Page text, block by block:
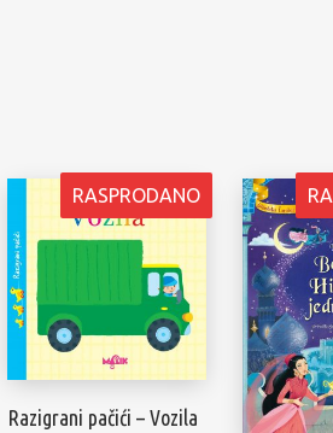
RASPRODANO
Razigrani pačići – Vozila